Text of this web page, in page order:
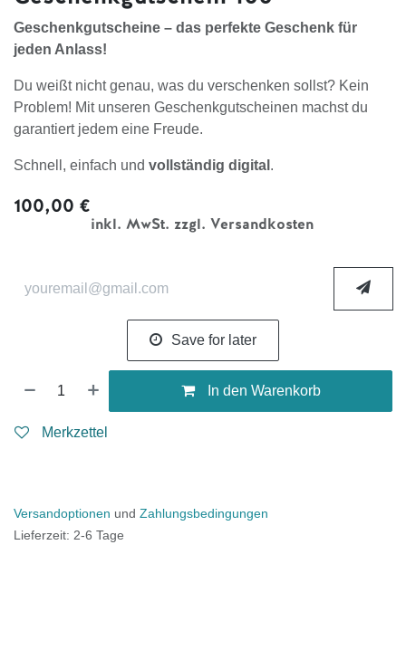
Geschenkgutscheine – das perfekte Geschenk für
jeden Anlass!
Du weißt nicht genau, was du verschenken sollst? Kein
Problem! Mit unseren Geschenkgutscheinen machst du
garantiert jedem eine Freude.
Schnell, einfach und vollständig digital .
100,00 €
inkl. MwSt. zzgl. Versandkosten
Save for later
In den Warenkorb
Merkzettel
Versandoptionen und Zahlungsbedingungen
Lieferzeit: 2-6 Tage